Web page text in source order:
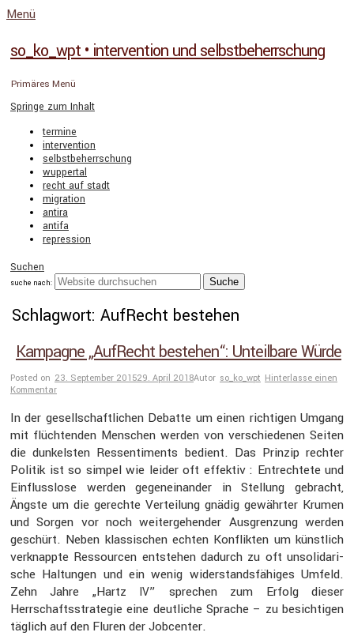
Menü
so_ko_wpt • intervention und selbstbeherrschung
Primäres Menü
Springe zum Inhalt
termine
intervention
selbstbeherrschung
wuppertal
recht auf stadt
migration
antira
antifa
repression
Suchen
suche nach:
Schlagwort: AufRecht bestehen
Kampagne „AufRecht bestehen“: Unteilbare Würde
Posted on 23. September 201529. April 2018Autor so_ko_wpt Hinterlasse einen
Kommentar
In der gesell­schaft­li­chen Debatte um einen richtigen Umgang
mit flüch­tenden Menschen werden von verschie­denen Seiten
die dunkelsten Ressen­ti­ments bedient. Das Prinzip rechter
Politik ist so simpel wie leider oft effektiv : Entrech­tete und
Einfluss­lose werden gegen­ein­ander in Stellung gebracht,
Ängste um die gerechte Vertei­lung gnädig gewährter Krumen
und Sorgen vor noch weiter­ge­hender Ausgren­zung werden
geschürt. Neben klassi­schen echten Konflikten um künst­lich
verknappte Ressourcen entstehen dadurch zu oft unsoli­da­ri­
sche Haltungen und ein wenig wider­stands­fä­higes Umfeld.
Zehn Jahre „Hartz
IV” sprechen zum Erfolg dieser
Herrschafts­stra­tegie eine deutliche Sprache – zu besich­tigen
täglich auf den Fluren der Jobcenter.